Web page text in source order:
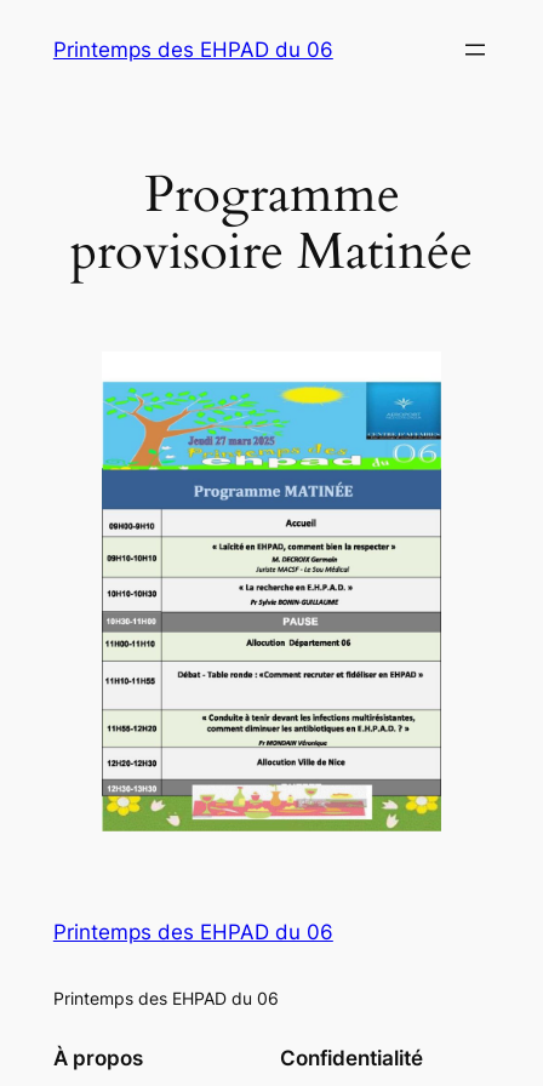
Printemps des EHPAD du 06
Programme
provisoire Matinée
Printemps des EHPAD du 06
Printemps des EHPAD du 06
À propos Confidentialité